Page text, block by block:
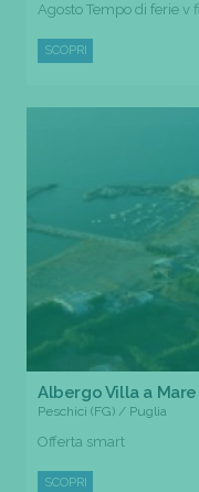
Agosto Tempo di ferie v
SCOPRI
Albergo Villa a Mare
Peschici (FG) / Puglia
Offerta smart
SCOPRI